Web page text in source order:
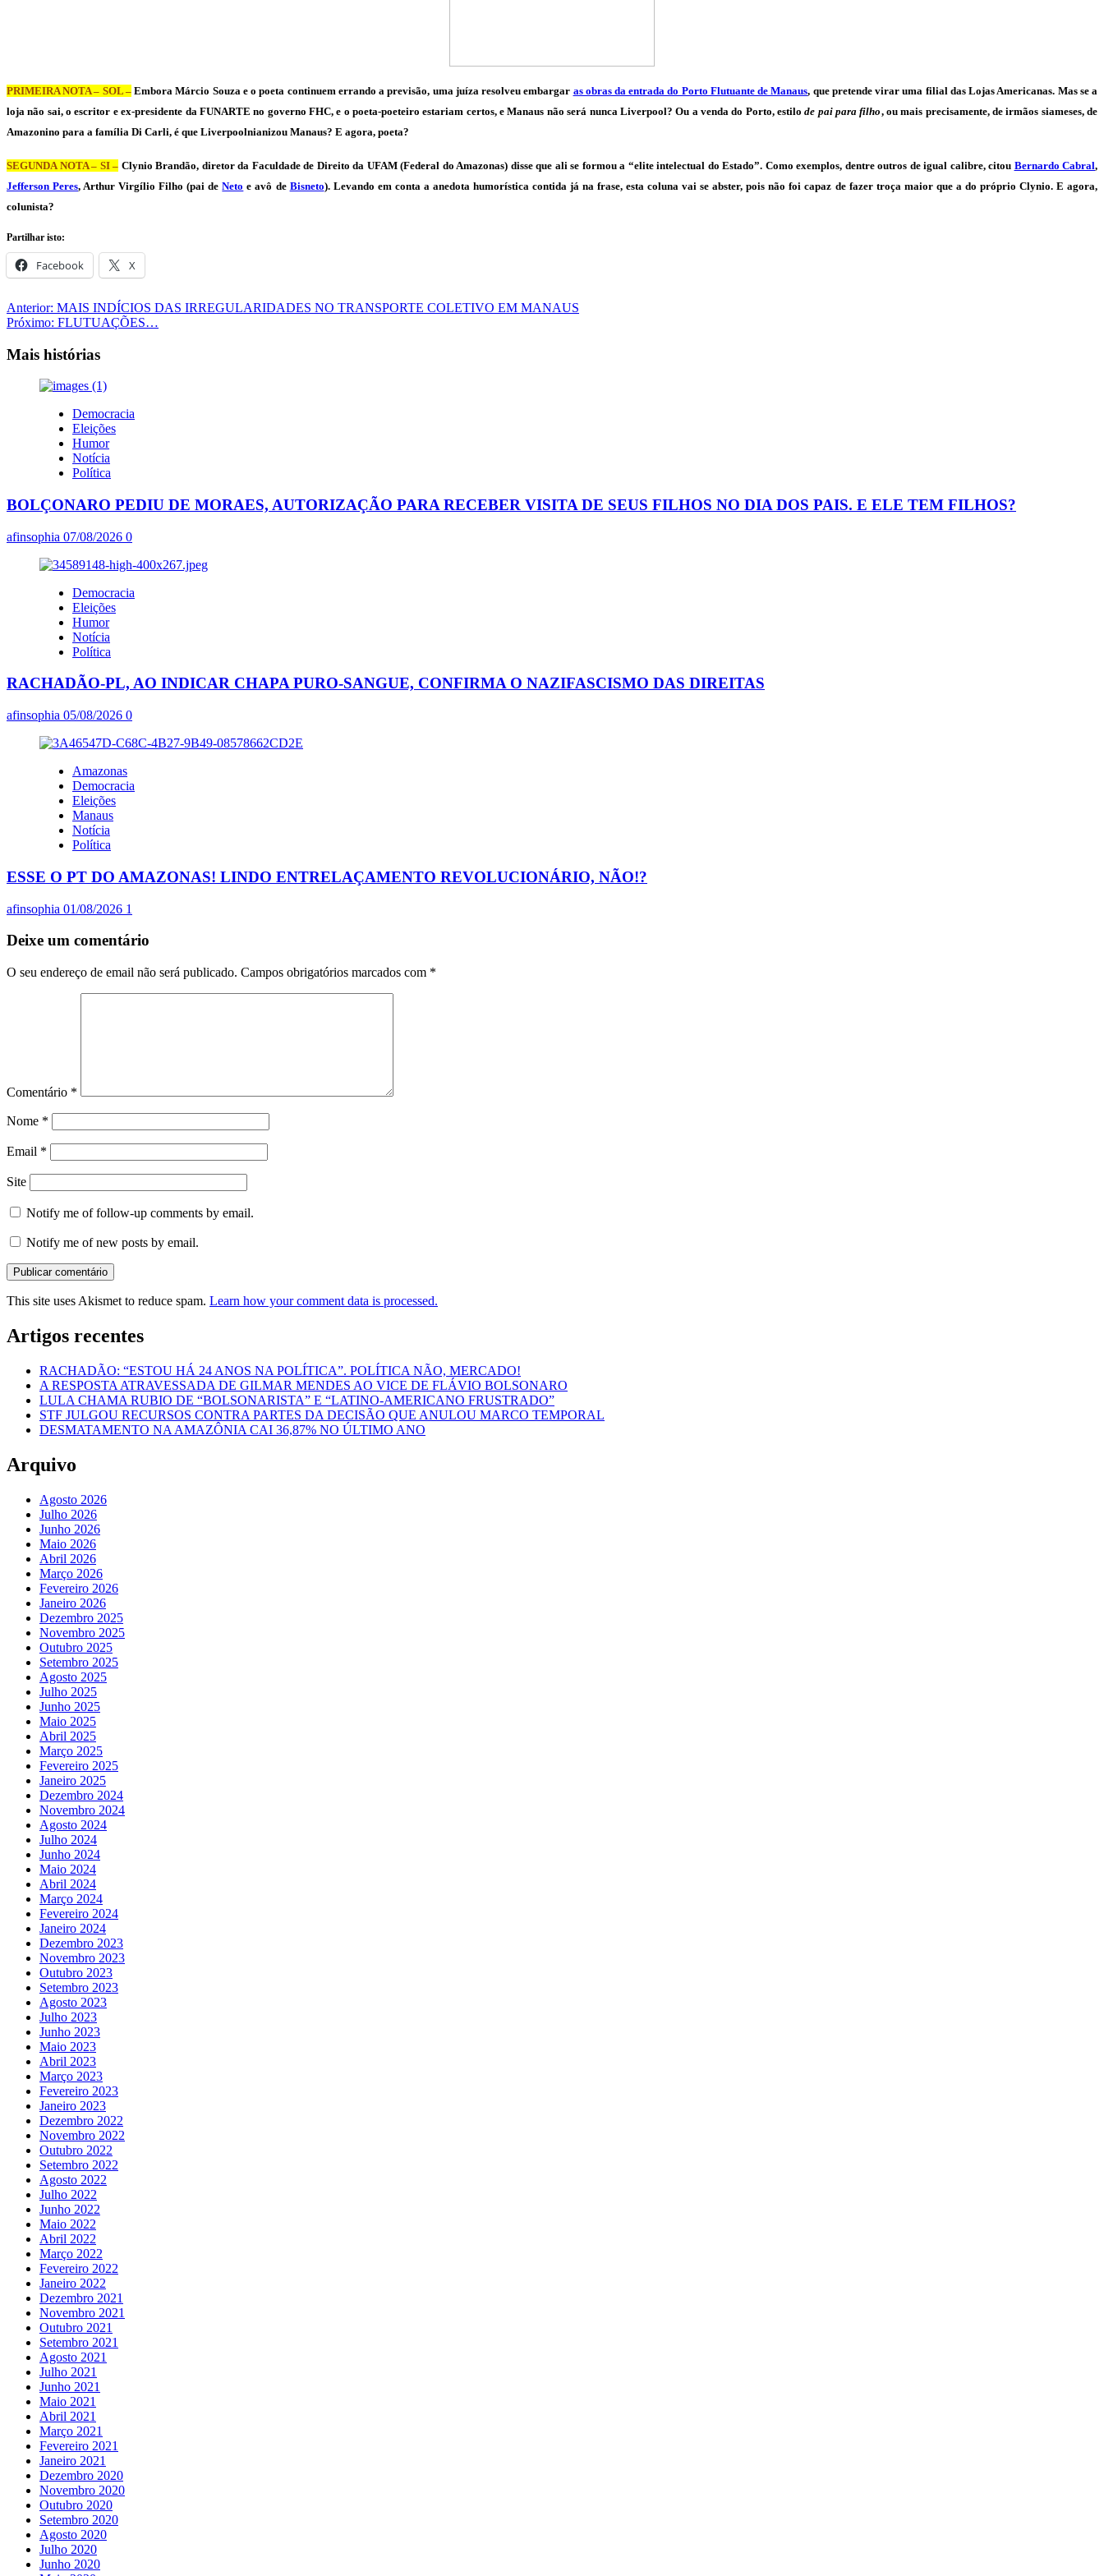
PRIMEIRA NOTA – SOL –Embora Márcio Souza e o poeta continuem errando a previsão, uma juíza resolveu embargar as obras da entrada do Porto Flutuante de Manaus, que pretende virar uma filial das Lojas Americanas. Mas se a
loja não sai, o escritor e ex-presidente da FUNARTE no governo FHC, e o poeta-poeteiro estariam certos, e Manaus não será nunca Liverpool? Ou a venda do Porto, estilode pai para filho, ou mais precisamente, de irmãos siameses, de
Amazonino para a família Di Carli, é que Liverpoolnianizou Manaus? E agora, poeta?
SEGUNDA NOTA – SI – Clynio Brandão, diretor da Faculdade de Direito da UFAM (Federal do Amazonas) disse que ali se formou a “elite intelectual do Estado”. Como exemplos, dentre outros de igual calibre, citou Bernardo Cabral,
Jefferson Peres, Arthur Virgílio Filho (pai deNeto e avô de Bisneto). Levando em conta a anedota humorística contida já na frase, esta coluna vai se abster, pois não foi capaz de fazer troça maior que a do próprio Clynio. E agora,
colunista?
Partilhar isto:
Facebook X
Navegação
de
artigos
Anterior: MAIS INDÍCIOS DAS IRREGULARIDADES NO TRANSPORTE COLETIVO EM MANAUS
Próximo: FLUTUAÇÕES…
Mais histórias
Democracia
Eleições
Humor
Notícia
Política
BOLÇONARO PEDIU DE MORAES, AUTORIZAÇÃO PARA RECEBER VISITA DE SEUS FILHOS NO DIA DOS PAIS. E ELE TEM FILHOS?
afinsophia 07/08/2026 0
Democracia
Eleições
Humor
Notícia
Política
RACHADÃO-PL, AO INDICAR CHAPA PURO-SANGUE, CONFIRMA O NAZIFASCISMO DAS DIREITAS
afinsophia 05/08/2026 0
Amazonas
Democracia
Eleições
Manaus
Notícia
Política
ESSE O PT DO AMAZONAS! LINDO ENTRELAÇAMENTO REVOLUCIONÁRIO, NÃO!?
afinsophia 01/08/2026 1
Deixe um comentário
O seu endereço de email não será publicado. Campos obrigatórios marcados com *
Comentário *
Nome *
Email *
Site
Notify me of follow-up comments by email.
Notify me of new posts by email.
This site uses Akismet to reduce spam. Learn how your comment data is processed.
Artigos recentes
RACHADÃO: “ESTOU HÁ 24 ANOS NA POLÍTICA”. POLÍTICA NÃO, MERCADO!
A RESPOSTA ATRAVESSADA DE GILMAR MENDES AO VICE DE FLÁVIO BOLSONARO
LULA CHAMA RUBIO DE “BOLSONARISTA” E “LATINO-AMERICANO FRUSTRADO”
STF JULGOU RECURSOS CONTRA PARTES DA DECISÃO QUE ANULOU MARCO TEMPORAL
DESMATAMENTO NA AMAZÔNIA CAI 36,87% NO ÚLTIMO ANO
Arquivo
Agosto 2026
Julho 2026
Junho 2026
Maio 2026
Abril 2026
Março 2026
Fevereiro 2026
Janeiro 2026
Dezembro 2025
Novembro 2025
Outubro 2025
Setembro 2025
Agosto 2025
Julho 2025
Junho 2025
Maio 2025
Abril 2025
Março 2025
Fevereiro 2025
Janeiro 2025
Dezembro 2024
Novembro 2024
Agosto 2024
Julho 2024
Junho 2024
Maio 2024
Abril 2024
Março 2024
Fevereiro 2024
Janeiro 2024
Dezembro 2023
Novembro 2023
Outubro 2023
Setembro 2023
Agosto 2023
Julho 2023
Junho 2023
Maio 2023
Abril 2023
Março 2023
Fevereiro 2023
Janeiro 2023
Dezembro 2022
Novembro 2022
Outubro 2022
Setembro 2022
Agosto 2022
Julho 2022
Junho 2022
Maio 2022
Abril 2022
Março 2022
Fevereiro 2022
Janeiro 2022
Dezembro 2021
Novembro 2021
Outubro 2021
Setembro 2021
Agosto 2021
Julho 2021
Junho 2021
Maio 2021
Abril 2021
Março 2021
Fevereiro 2021
Janeiro 2021
Dezembro 2020
Novembro 2020
Outubro 2020
Setembro 2020
Agosto 2020
Julho 2020
Junho 2020